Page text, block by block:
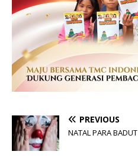
PREVIOUS
NATAL PARA BADUT